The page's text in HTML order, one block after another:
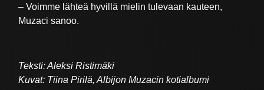
– Voimme lähteä hyvillä mielin tulevaan kauteen,
Muzaci sanoo.
Teksti: Aleksi Ristimäki
Kuvat: Tiina Pirilä, Albijon Muzacin kotialbumi